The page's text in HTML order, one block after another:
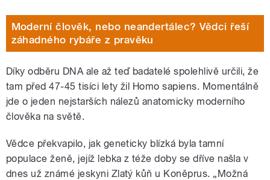
Moderní člověk, nebo neandertálec? Vědci řeší
záhadného rybáře z pravěku
Díky odběru DNA ale až teď badatelé spolehlivě určili, že
tam před 47-45 tisíci lety žil Homo sapiens. Momentálně
jde o jeden nejstarších nálezů anatomicky moderního
člověka na světě.
Vědce překvapilo, jak geneticky blízká byla tamní
populace ženě, jejíž lebka z téže doby se dříve našla v
dnes už známé jeskyni Zlatý kůň u Koněprus. „Možná